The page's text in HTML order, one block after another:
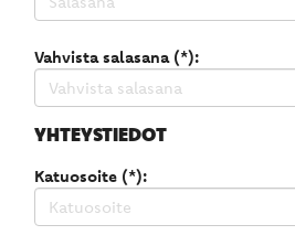
Vahvista salasana (*):
YHTEYSTIEDOT
Katuosoite (*):